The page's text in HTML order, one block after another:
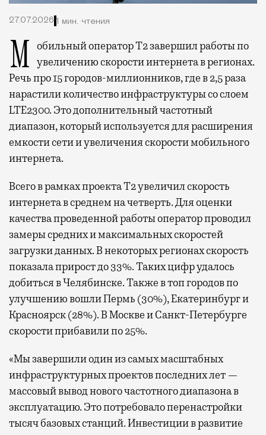
27.07.2026 1 мин. чтения
Мобильный оператор Т2 завершил работы по увеличению скорости интернета в регионах.
Речь про 15 городов-миллионников, где в 2,5 раза
нарастили количество инфраструктуры со слоем
LTE2300. Это дополнительный частотный
диапазон, который используется для расширения
емкости сети и увеличения скорости мобильного
интернета.
Всего в рамках проекта Т2 увеличил скорость
интернета в среднем на четверть. Для оценки
качества проведенной работы оператор проводил
замеры средних и максимальных скоростей
загрузки данных. В некоторых регионах скорость
показала прирост до 33%. Таких цифр удалось
добиться в Челябинске. Также в топ городов по
улучшению вошли Пермь (30%), Екатеринбург и
Красноярск (28%). В Москве и Санкт-Петербурге
скорости прибавили по 25%.
«Мы завершили один из самых масштабных
инфраструктурных проектов последних лет —
массовый вывод нового частотного диапазона в
эксплуатацию. Это потребовало перенастройки
тысяч базовых станций. Инвестиции в развитие